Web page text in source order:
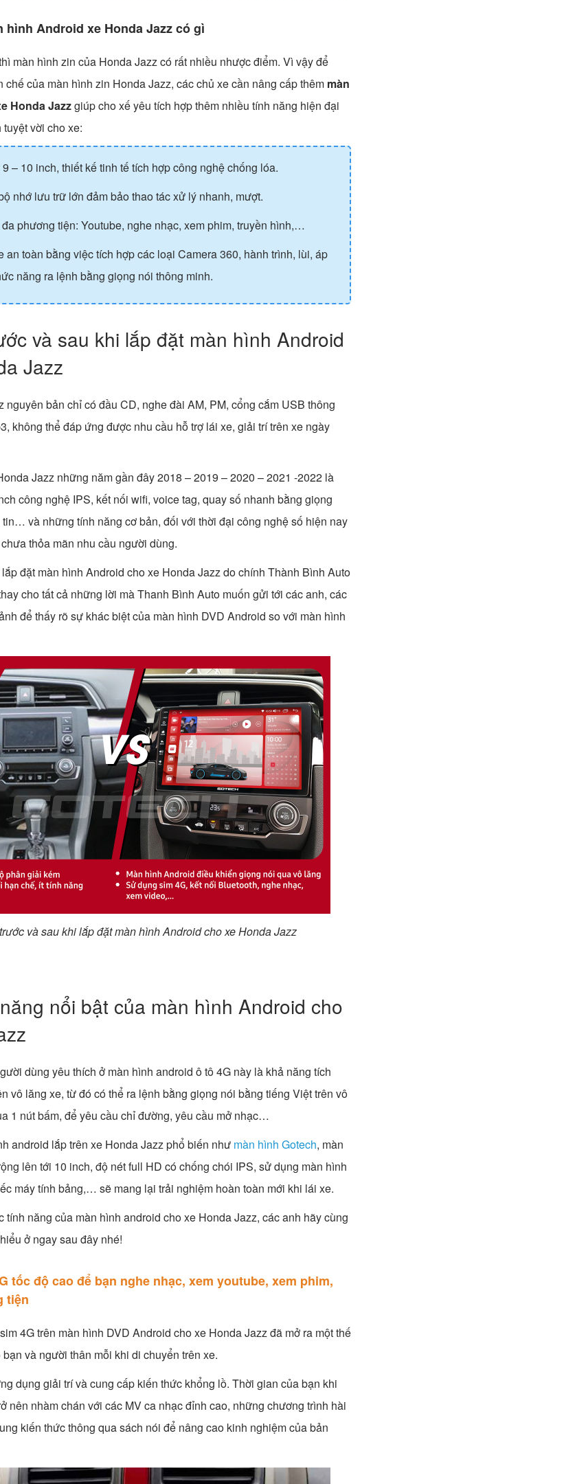
hình Android xe Honda Jazzcó gì
màn hình zin của Honda Jazz có rất nhiều nhược điểm. Vì vậy để
chế của màn hình zin Honda Jazz, các chủ xe cần nâng cấp thêm màn
Honda Jazzgiúp cho xế yêu tích hợp thêm nhiều tính năng hiện đại
vời cho xe:
– 10 inch, thiết kế tinh tế tích hợp công nghệ chống lóa.
nhớ lưu trữ lớn đảm bảo thao tác xử lý nhanh, mượt.
phương tiện: Youtube, nghe nhạc, xem phim, truyền hình,…
an toàn bằng việc tích hợp các loại Camera 360, hành trình, lùi, áp
năng ra lệnh bằng giọng nói thông minh.
và sau khi lắp đặt màn hình Android
Jazz
nguyên bản chỉ có đầu CD, nghe đài AM, PM, cổng cắm USB thông
không thể đáp ứng được nhu cầu hỗ trợ lái xe, giải trí trên xe ngày
Jazz những năm gần đây 2018 – 2019 – 2020 – 2021 -2022 là
công nghệ IPS, kết nối wifi, voice tag, quay số nhanh bằng giọng
và những tính năng cơ bản, đối với thời đại công nghệ số hiện nay
thỏa mãn nhu cầu người dùng.
đặt màn hình Android cho xe Honda Jazz do chính Thành Bình Auto
cho tất cả những lời mà Thanh Bình Auto muốn gửi tới các anh, các
để thấy rõ sự khác biệt của màn hình DVD Android so với màn hình
và sau khi lắp đặt màn hình Android cho xe Honda Jazz
nổi bật của màn hình Android cho
dùng yêu thích ở màn hình android ô tô 4G này là khả năng tích
vô lăng xe, từ đó có thể ra lệnh bằng giọng nói bằng tiếng Việt trên vô
1 nút bấm, để yêu cầu chỉ đường, yêu cầu mở nhạc…
android lắp trên xe Honda Jazz phổ biến như màn hình Gotech, màn
lên tới 10 inch, độ nét full HD có chống chói IPS, sử dụng màn hình
máy tính bảng,… sẽ mang lại trải nghiệm hoàn toàn mới khi lái xe.
tính năng của màn hình android cho xe Honda Jazz, các anh hãy cùng
ở ngay sau đây nhé!
tốc độ cao để bạn nghe nhạc, xem youtube, xem phim,
tiện
4G trên màn hình DVD Android cho xe Honda Jazz đã mở ra một thế
và người thân mỗi khi di chuyển trên xe.
dụng giải trí và cung cấp kiến thức khổng lồ. Thời gian của bạn khi
nên nhàm chán với các MV ca nhạc đỉnh cao, những chương trình hài
kiến thức thông qua sách nói để nâng cao kinh nghiệm của bản